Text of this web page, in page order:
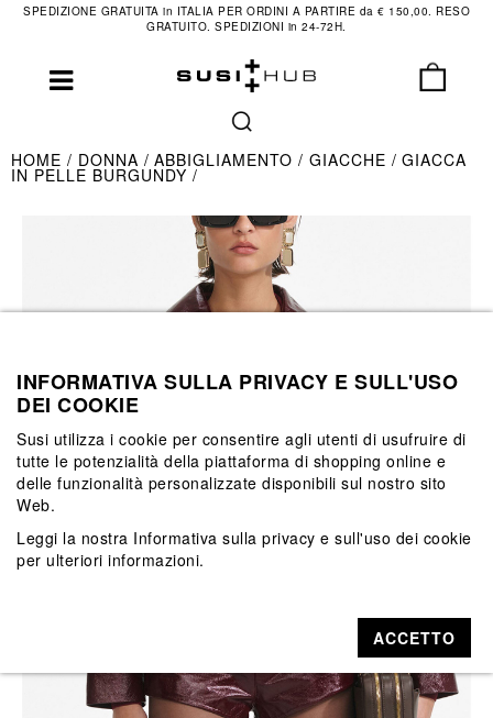
SPEDIZIONE GRATUITA in ITALIA PER ORDINI A PARTIRE da € 150,00. RESO
GRATUITO. SPEDIZIONI in 24-72H.
HOME DONNA ABBIGLIAMENTO GIACCHE GIACCA
IN PELLE BURGUNDY
INFORMATIVA SULLA PRIVACY E SULL'USO
DEI COOKIE
Susi utilizza i cookie per consentire agli utenti di usufruire di
tutte le potenzialità della piattaforma di shopping online e
delle funzionalità personalizzate disponibili sul nostro sito
Web.
Leggi la nostra Informativa sulla privacy e sull'uso dei cookie
per ulteriori informazioni.
ACCETTO